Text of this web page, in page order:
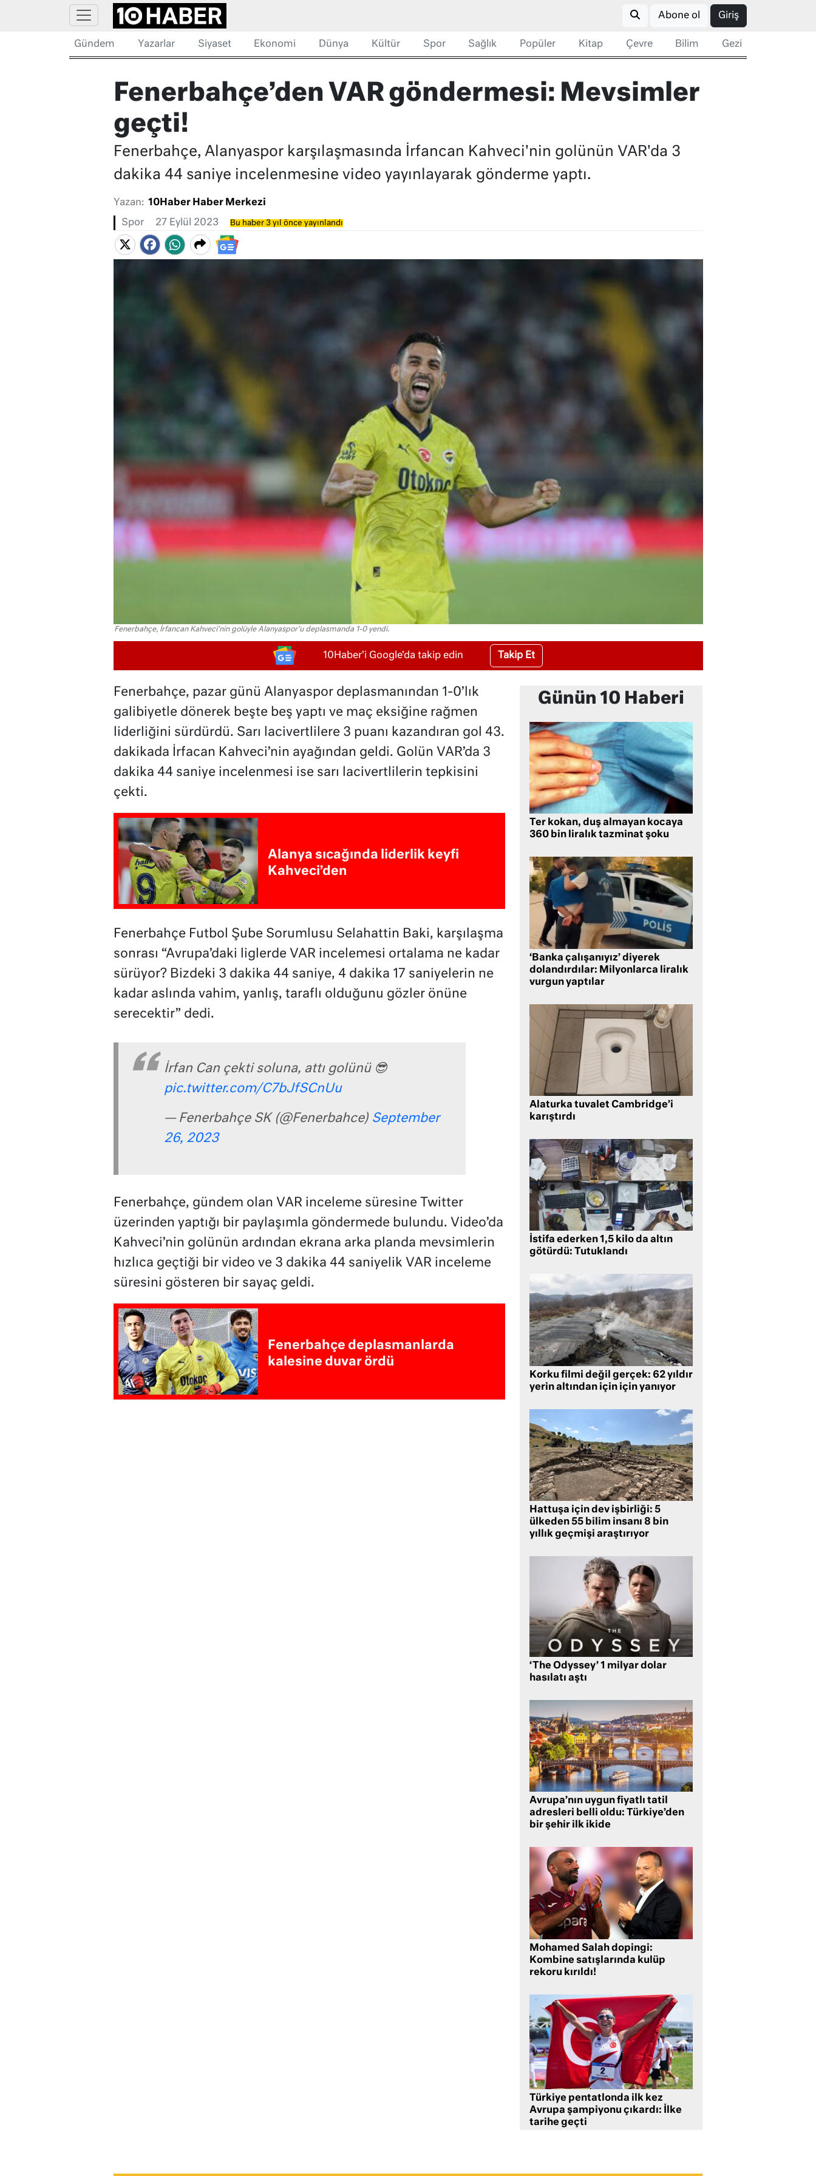
Abone ol Giriş
Gündem Yazarlar Siyaset Ekonomi Dünya Kültür Spor Sağlık Popüler Kitap Çevre Bilim Gezi
Fenerbahçe’den VAR göndermesi: Mevsimler
geçti!
Fenerbahçe, Alanyaspor karşılaşmasında İrfancan Kahveci'nin golünün VAR'da 3
dakika 44 saniye incelenmesine video yayınlayarak gönderme yaptı.
Yazan: 10Haber Haber Merkezi
Spor 27 Eylül 2023 Bu haber 3 yıl önce yayınlandı
Fenerbahçe, İrfancan Kahveci'nin golüyle Alanyaspor'u deplasmanda 1-0 yendi.
10Haber'i Google'da takip edin Takip Et
Fenerbahçe, pazar günü Alanyaspor deplasmanından 1-0’lık
galibiyetle dönerek beşte beş yaptı ve maç eksiğine rağmen
liderliğini sürdürdü. Sarı lacivertlilere 3 puanı kazandıran gol 43.
dakikada İrfacan Kahveci’nin ayağından geldi. Golün VAR’da 3
dakika 44 saniye incelenmesi ise sarı lacivertlilerin tepkisini
çekti.
Alanya sıcağında liderlik keyfi
Kahveci’den
Fenerbahçe Futbol Şube Sorumlusu Selahattin Baki, karşılaşma
sonrası “Avrupa’daki liglerde VAR incelemesi ortalama ne kadar
sürüyor? Bizdeki 3 dakika 44 saniye, 4 dakika 17 saniyelerin ne
kadar aslında vahim, yanlış, taraflı olduğunu gözler önüne
serecektir” dedi.
İrfan Can çekti soluna, attı golünü 😎
pic.twitter.com/C7bJfSCnUu
— Fenerbahçe SK (@Fenerbahce) September
26, 2023
Fenerbahçe, gündem olan VAR inceleme süresine Twitter
üzerinden yaptığı bir paylaşımla göndermede bulundu. Video’da
Kahveci’nin golünün ardından ekrana arka planda mevsimlerin
hızlıca geçtiği bir video ve 3 dakika 44 saniyelik VAR inceleme
süresini gösteren bir sayaç geldi.
Fenerbahçe deplasmanlarda
kalesine duvar ördü
Günün 10 Haberi
Ter kokan, duş almayan kocaya
360 bin liralık tazminat şoku
‘Banka çalışanıyız’ diyerek
dolandırdılar: Milyonlarca liralık
vurgun yaptılar
Alaturka tuvalet Cambridge’i
karıştırdı
İstifa ederken 1,5 kilo da altın
götürdü: Tutuklandı
Korku filmi değil gerçek: 62 yıldır
yerin altından için için yanıyor
Hattuşa için dev işbirliği: 5
ülkeden 55 bilim insanı 8 bin
yıllık geçmişi araştırıyor
‘The Odyssey’ 1 milyar dolar
hasılatı aştı
Avrupa’nın uygun fiyatlı tatil
adresleri belli oldu: Türkiye’den
bir şehir ilk ikide
Mohamed Salah dopingi:
Kombine satışlarında kulüp
rekoru kırıldı!
Türkiye pentatlonda ilk kez
Avrupa şampiyonu çıkardı: İlke
tarihe geçti